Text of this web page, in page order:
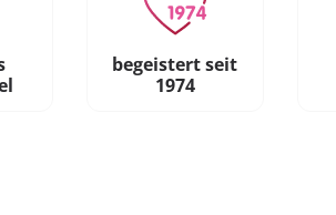
begeistert seit
1974